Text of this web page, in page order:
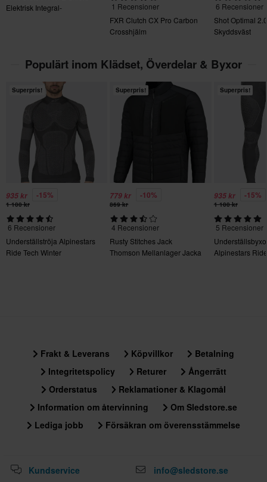
160 x 280 x 50 mm
160 x 280 x 50 mm
Returavgifter tillkommer. *Rätten att returnera gäller inte för
produkter som är personaliserade eller tillverkade på beställning.
Elektrisk Integral-
1 Recensioner
FXR Clutch CX Pro Carbon
Crosshjälm
6 Recensioner
Shot Optimal
Skyddsväst
Populärt inom Klädset, Överdelar & Byxor
Superpris!
935 kr -15%
1 100 kr
6 Recensioner
Underställströja Alpinestars
Ride Tech Winter
Superpris!
779 kr -10%
869 kr
4 Recensioner
Rusty Stitches Jack
Thomson Mellanlager Jacka
Superpris!
935 kr -15%
1 100 kr
5 Recensioner
Alpinestars
Frakt & Leverans Köpvillkor
Betalning
Integritetspolicy
Returer
Ångerrätt
Orderstatus
Reklamationer & Klagomål
Information om återvinning
Om Sledstore.se
Lediga jobb
Försäkran om överensstämmelse
Kundservice info@sledstore.se